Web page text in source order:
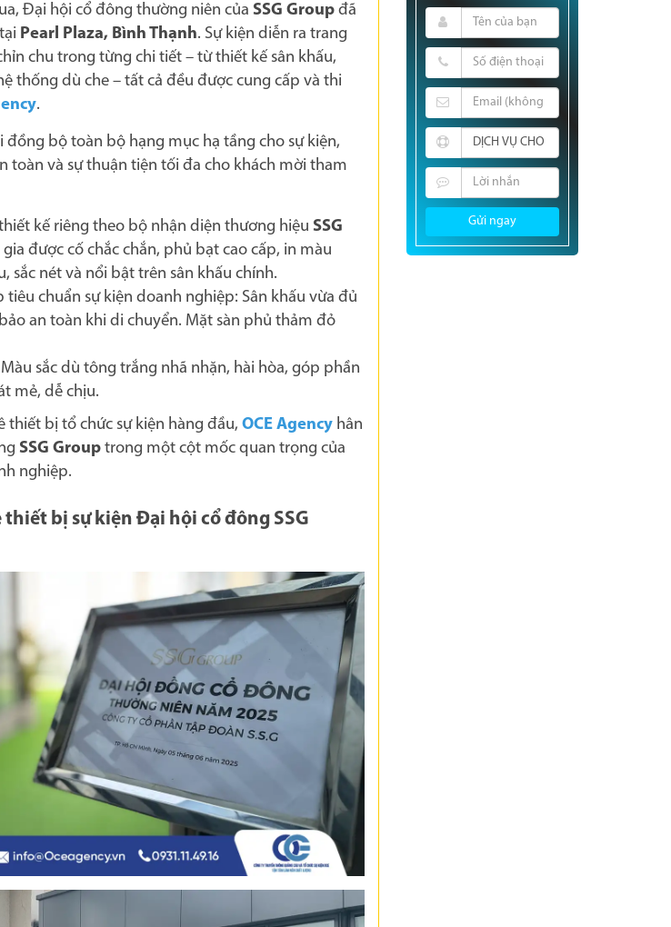
Đại hội cổ đông thường niên của SSG Groupđã
Pearl Plaza, Bình Thạnh. Sự kiện diễn ra trang
chu trong từng chi tiết – từ thiết kế sân khấu,
thống dù che – tất cả đều được cung cấp và thi
.
bộ toàn bộ hạng mục hạ tầng cho sự kiện,
toàn và sự thuận tiện tối đa cho khách mời tham
kế riêng theo bộ nhận diện thương hiệu SSG
được cố chắc chắn, phủ bạt cao cấp, in màu
sắc nét và nổi bật trên sân khấu chính.
tiêu chuẩn sự kiện doanh nghiệp: Sân khấu vừa đủ
an toàn khi di chuyển. Mặt sàn phủ thảm đỏ
Màu sắc dù tông trắng nhã nhặn, hài hòa, góp phần
mẻ, dễ chịu.
thiết bị tổ chức sự kiện hàng đầu, OCE Agencyhân
SSG Grouptrong một cột mốc quan trọng của
nghiệp.
thiết bị sự kiện Đại hội cổ đông SSG
Gửi ngay